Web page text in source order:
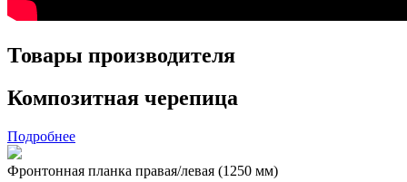
Товары производителя
Композитная черепица
Подробнее
Фронтонная планка правая/левая (1250 мм)